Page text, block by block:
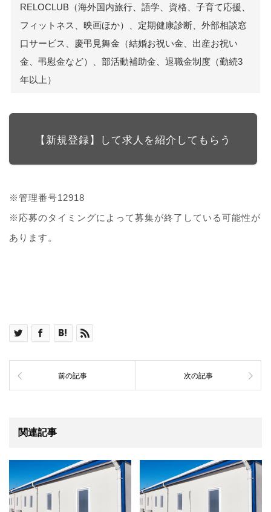
RELOCLUB（海外国内旅行、語学、資格、子育て応援、
フィットネス、映画ほか）、定期健康診断、外部相談窓
口サービス、慶弔見舞金（結婚お祝い金、出産お祝い
金、弔慰金など）、部活動補助金、退職金制度（勤続3
年以上）
【新規登録】して求人を紹介してもらう
※管理番号12918
※応募のタイミングによって募集が終了している可能性が
あります。
前の記事 次の記事
関連記事